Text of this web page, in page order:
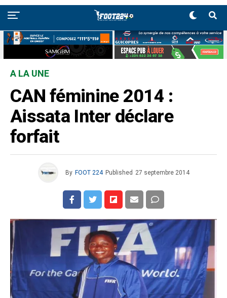
A LA UNE
CAN féminine 2014 :
Aissata Inter déclare
forfait
By FOOT 224 Published 27 septembre 2014